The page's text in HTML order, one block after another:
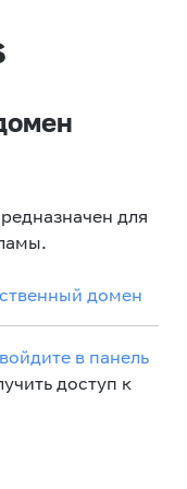
для
домен
войдите в панель
доступ к